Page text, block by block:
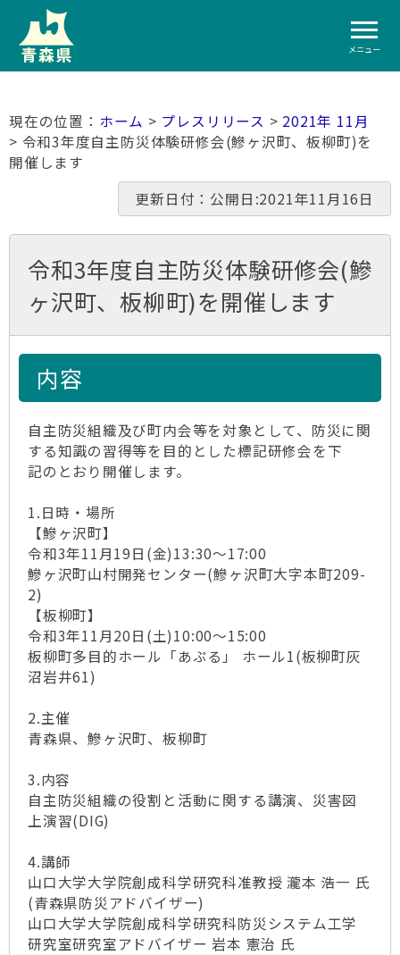
メニュー
ホーム > プレスリリース > 2021年 11月
> 令和3年度自主防災体験研修会(鰺ヶ沢町、板柳町)を
開催します
更新日付：公開日:2021年11月16日
令和3年度自主防災体験研修会(鰺
ヶ沢町、板柳町)を開催します
内容
自主防災組織及び町内会等を対象として、防災に関
する知識の習得等を目的とした標記研修会を下
記のとおり開催します。
1.日時・場所
【鰺ヶ沢町】
令和3年11月19日(金)13:30～17:00
鰺ヶ沢町山村開発センター(鰺ヶ沢町大字本町209-
2)
【板柳町】
令和3年11月20日(土)10:00～15:00
板柳町多目的ホール「あぷる」 ホール1(板柳町灰
沼岩井61)
2.主催
青森県、鰺ヶ沢町、板柳町
3.内容
自主防災組織の役割と活動に関する講演、災害図
上演習(DIG)
4.講師
山口大学大学院創成科学研究科准教授 瀧本 浩一 氏
(青森県防災アドバイザー)
山口大学大学院創成科学研究科防災システム工学
研究室研究室アドバイザー 岩本 憲治 氏